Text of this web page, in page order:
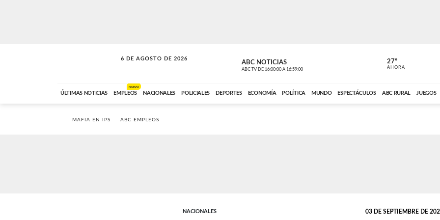
6 DE AGOSTO DE 2026
VITAMINAS ABC NOTICIAS
ABC TV DE 16:00:00 A 16:59:00 ABC CARDINAL
27º
AHORA
ÚLTIMAS NOTICIAS EMPLEOS
NUEVO
NACIONALES POLICIALES DEPORTES ECONOMÍA POLÍTICA MUNDO ESPECTÁCULOS ABC RURAL JUEGOS
MAFIA EN IPS ABC EMPLEOS
NACIONALES 03 DE SEPTIEMBRE DE